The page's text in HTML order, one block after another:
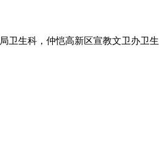
卫生科，仲恺高新区宣教文卫办卫生